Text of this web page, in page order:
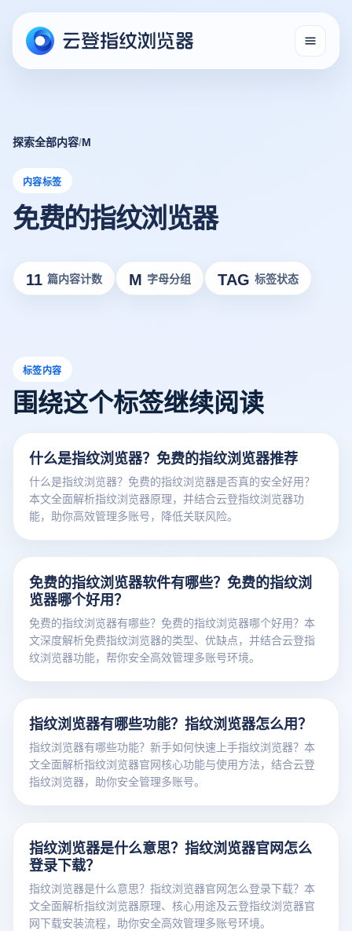
探索全部内容/M
内容标签
免费的指纹浏览器
11 篇内容计数 M 字母分组 TAG 标签状态
标签内容
围绕这个标签继续阅读
什么是指纹浏览器？免费的指纹浏览器推荐
什么是指纹浏览器？免费的指纹浏览器是否真的安全好用？
本文全面解析指纹浏览器原理，并结合云登指纹浏览器功
能，助你高效管理多账号，降低关联风险。
免费的指纹浏览器软件有哪些？免费的指纹浏
览器哪个好用？
免费的指纹浏览器有哪些？免费的指纹浏览器哪个好用？本
文深度解析免费指纹浏览器的类型、优缺点，并结合云登指
纹浏览器功能，帮你安全高效管理多账号环境。
指纹浏览器有哪些功能？指纹浏览器怎么用？
指纹浏览器有哪些功能？新手如何快速上手指纹浏览器？本
文全面解析指纹浏览器官网核心功能与使用方法，结合云登
指纹浏览器，助你安全管理多账号。
指纹浏览器是什么意思？指纹浏览器官网怎么
登录下载？
指纹浏览器是什么意思？指纹浏览器官网怎么登录下载？本
文全面解析指纹浏览器原理、核心用途及云登指纹浏览器官
网下载安装流程，助你安全高效管理多账号环境。